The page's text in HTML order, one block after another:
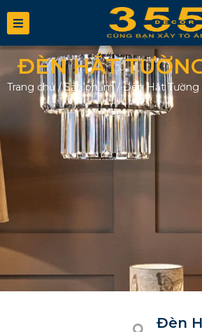
ĐÈN HẮT
Trang chủ/Sản phẩm/Đèn Hắt Tường
Đèn